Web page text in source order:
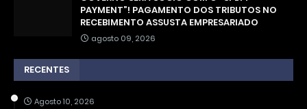
PAYMENT”! PAGAMENTO DOS TRIBUTOS NO
RECEBIMENTO ASSUSTA EMPRESARIADO
agosto 09, 2026
RECENTES
Agosto 10, 2026